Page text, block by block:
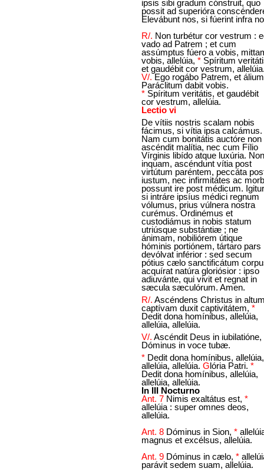
ipsis sibi gradum cónstruit, quo
possit ad superióra
Elevábunt nos, si fúerint infra
R/. Non turbétur cor vestrum :
vado ad Patrem ; et cum
assúmptus fúero a vobis,
vobis, allelúia, * Spíritum
et gaudébit cor vestrum,
V/.Ego rogábo Patrem, et álium
Paráclitum dabit vobis.
* Spíritum veritátis, et gaudébit
cor vestrum, allelúia.
Lectio vi
De vítiis nostris scalam nobis
fácimus, si vítia ipsa calcámus.
Nam cum bonitátis auctóre non
ascéndit malítia, nec cum Fílio
Vírginis libído atque luxúria.
inquam, ascéndunt vítia post
virtútum paréntem, peccáta
iustum, nec infirmitátes ac
possunt ire post médicum.
si intráre ipsíus médici regnum
vólumus, prius vúlnera nostra
curémus. Ordinémus et
custodiámus in nobis statum
utriúsque substántiæ ; ne
ánimam, nobiliórem útique
hóminis portiónem, tártaro pars
devólvat inférior : sed secum
pótius cælo sanctificátum
acquírat natúra gloriósior : ipso
adiuvánte, qui vivit et regnat in
sæcula sæculórum. Amen.
R/. Ascéndens Christus in
captívam duxit captivitátem, *
Dedit dona homínibus, allelúia,
allelúia, allelúia.
V/. Ascéndit Deus in iubilatióne,
Dóminus in voce tubæ.
* Dedit dona homínibus, allelúia,
allelúia, allelúia. Glória Patri. *
Dedit dona homínibus, allelúia,
allelúia, allelúia.
In III Nocturno
Ant. 7 Nimis exaltátus est, *
allelúia : super omnes deos,
allelúia.
Ant. 8 Dóminus in Sion, *
magnus et excélsus, allelúia.
Ant. 9 Dóminus in cælo, *
parávit sedem suam, allelúia.